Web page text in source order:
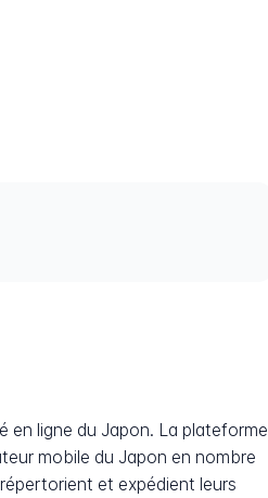
en ligne du Japon. La plateforme
mobile du Japon en nombre
et expédient leurs